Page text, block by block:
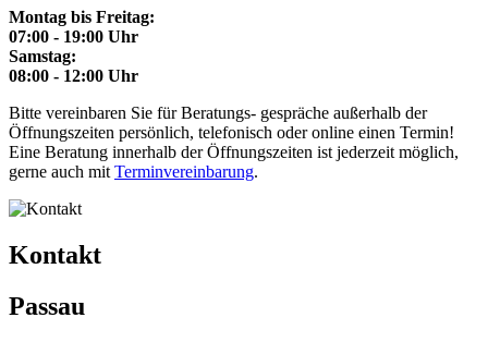
Montag bis Freitag:
07:00 - 19:00 Uhr
Samstag:
08:00 - 12:00 Uhr
Bitte vereinbaren Sie für Beratungs- gespräche außerhalb der
Öffnungszeiten persönlich, telefonisch oder online einen Termin!
Eine Beratung innerhalb der Öffnungszeiten ist jederzeit möglich,
gerne auch mit Terminvereinbarung.
Kontakt
Passau